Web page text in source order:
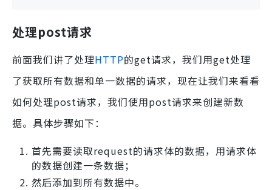
处理post请求
前面我们讲了处理HTTP的get请求，我们用get处理
了获取所有数据和单一数据的请求，现在让我们来看看
如何处理post请求，我们使用post请求来创建新数
据。具体步骤如下：
首先需要读取request的请求体的数据，用请求体
的数据创建一条数据；
然后添加到所有数据中。